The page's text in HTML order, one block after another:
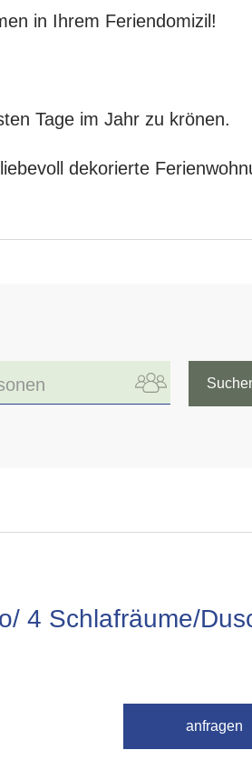
in Ihrem Feriendomizil!
Tage im Jahr zu krönen.
dekorierte
4 Schlafräume/
anfragen